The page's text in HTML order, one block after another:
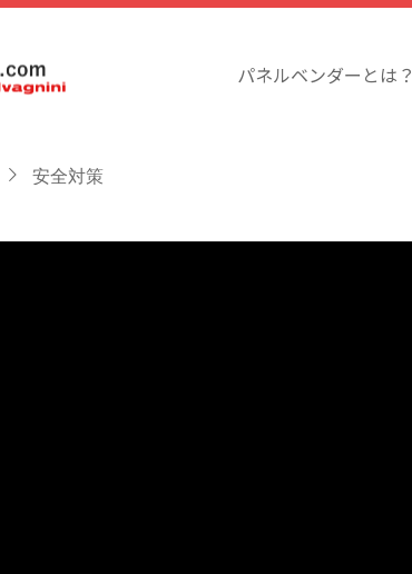
パネルベンダーとは？
安全対策